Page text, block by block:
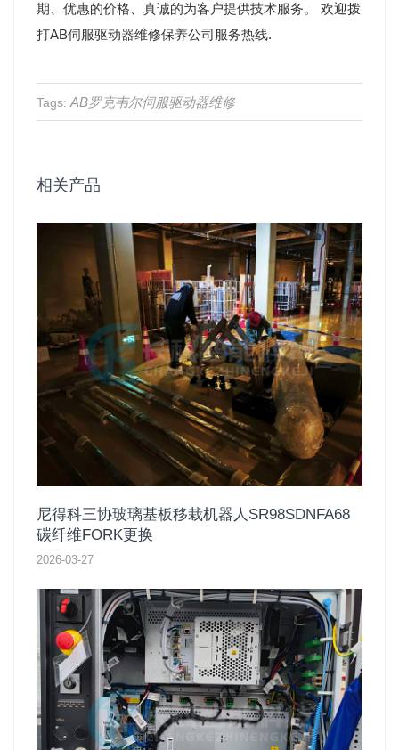
期、优惠的价格、真诚的为客户提供技术服务。 欢迎拨
打AB伺服驱动器维修保养公司服务热线.
Tags:AB罗克韦尔伺服驱动器维修
相关产品
尼得科三协玻璃基板移栽机器人SR98SDNFA68
碳纤维FORK更换
2026-03-27